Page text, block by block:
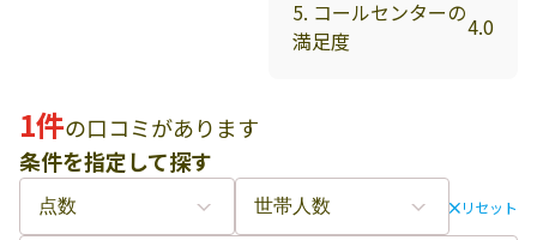
5. コールセンターの
満足度
4.0
1件の口コミがあります
条件を指定して探す
リセット